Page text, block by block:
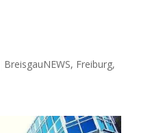
BreisgauNEWS, Freiburg,